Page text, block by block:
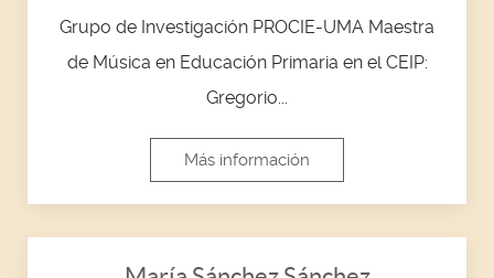
Grupo de Investigación PROCIE-UMA Maestra
de Música en Educación Primaria en el CEIP:
Gregorio...
Más información